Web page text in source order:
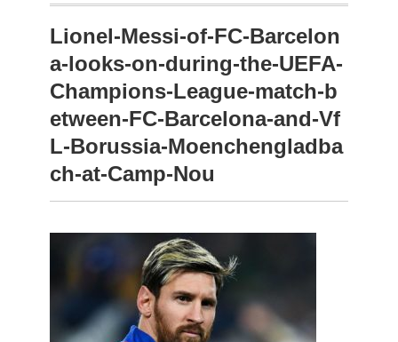
Lionel-Messi-of-FC-Barcelon
a-looks-on-during-the-UEFA-
Champions-League-match-b
etween-FC-Barcelona-and-Vf
L-Borussia-Moenchengladba
ch-at-Camp-Nou